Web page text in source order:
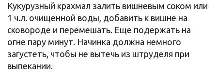
Кукурузный крахмал залить вишневым соком или
1 ч.л. очищенной воды, добавить к вишне на
сковороде и перемешать. Еще подержать на
огне пару минут. Начинка должна немного
загустеть, чтобы не вытечь из штруделя при
выпекании.